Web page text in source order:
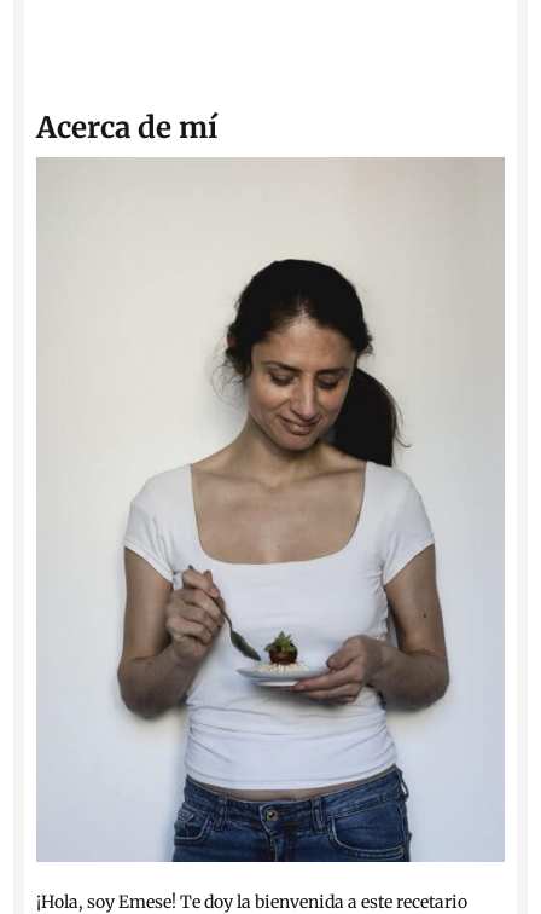
Acerca de mí
¡Hola, soy Emese! Te doy la bienvenida a este recetario